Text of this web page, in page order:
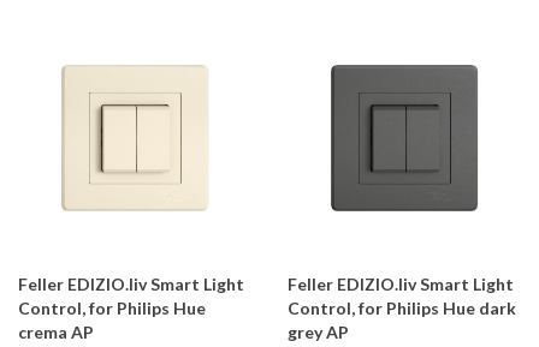
Feller EDIZIO.liv Smart Light
Control, for Philips Hue
crema AP
Feller EDIZIO.liv Smart Light
Control, for Philips Hue dark
grey AP